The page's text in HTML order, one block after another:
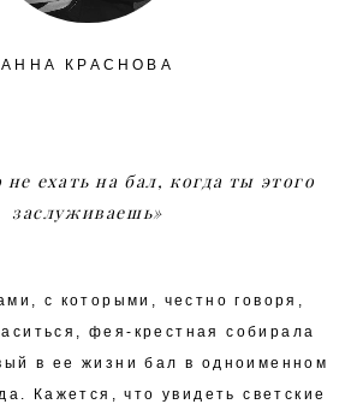
АННА КРАСНОВА
не ехать на бал, когда ты этого
заслуживаешь»
с которыми, честно говоря,
фея-крестная собирала
в ее жизни бал в одноименном
Кажется, что увидеть светские